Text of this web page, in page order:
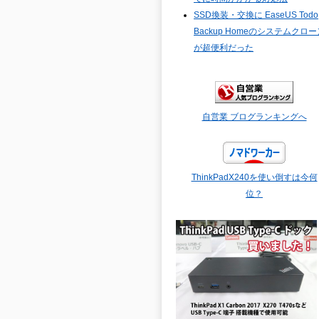
SSD換装・交換に EaseUS Todo
Backup Homeのシステムクロー
が超便利だった
自営業 ブログランキングへ
ThinkPadX240を使い倒すは今何
位？